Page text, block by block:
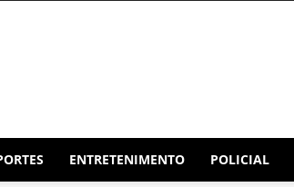
ENTRETENIMENTO POLICIAL